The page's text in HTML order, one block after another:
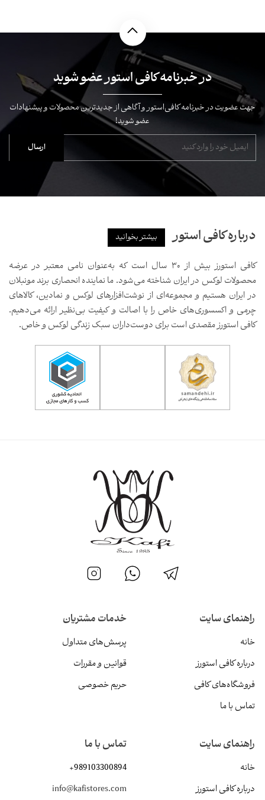
در خبرنامه کافی استور عضو شوید
جهت عضویت در خبرنامه کافی‌استور و آگاهی از جدیدترین محصولات و پیشنهادات
عضو شوید!
درباره کافی استور بیشتر بخوانید
کافی استورز بیش از ۳۰ سال است که به‌عنوان نامی معتبر در عرضه
محصولات لوکس در ایران شناخته می‌شود. ما نماینده انحصاری برند مونبلان
در ایران هستیم و مجموعه‌ای از نوشت‌افزارهای لوکس و نمادین، کالاهای
چرمی و اکسسوری‌های خاص را با اصالت و کیفیت بی‌نظیر ارائه می‌دهیم.
کافی استورز مقصدی است برای دوست‌داران سبک زندگی لوکس و خاص.
راهنمای سایت
خانه
درباره کافی استورز
فروشگاه‌های کافی
تماس با ما
خدمات مشتریان
پرسش‌های متداول
قوانین و مقررات
حریم خصوصی
راهنمای سایت
خانه
درباره کافی استورز
تماس با ما
+989103300894
info@kafistores.com